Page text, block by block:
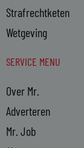
Strafrechtketen
Wetgeving
SERVICE MENU
Over Mr.
Adverteren
Mr. Job